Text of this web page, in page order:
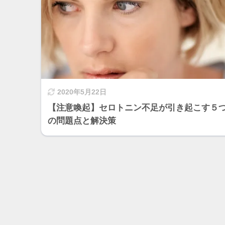
2020年5月22日
【注意喚起】セロトニン不足が引き起こす５
の問題点と解決策